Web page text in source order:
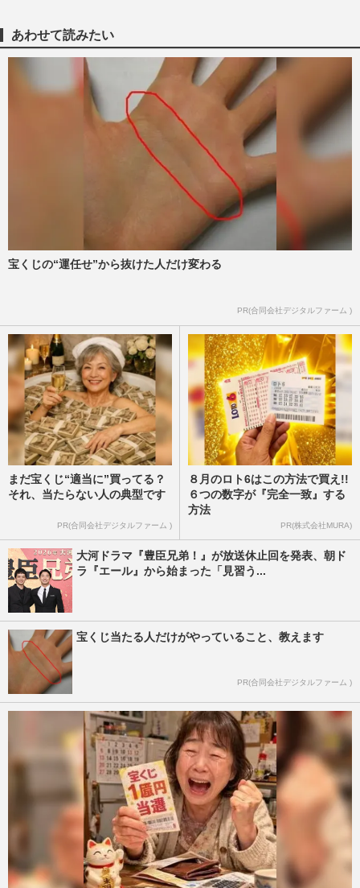
週刊女性2026年4月28日・5月5日号
《スマホひとつで125万ポイント》PayPay
オタクの主婦ブロガーが指南「ムダな買い
物に気づいた」長く続く“…
週刊女性2026年4月21日号 2026/4/18
《“散歩するだけ”で貯まるポイ活アプリ》
節約のプロは『ANAポケット』『LINEウ
ォーク』『ビットウォーク…
週刊女性2026年3月24日・31日号 2026/3/22
【東京アプリ】1.1万円ポイント付与！ IT
2026/2/15
あわせて読みたい
宝くじの“運任せ”から抜けた人だけ変わる
PR(合同会社デジタルファーム )
まだ宝くじ“適当に”買ってる？
それ、当たらない人の典型です
PR(合同会社デジタルファーム )
８月のロト6はこの方法で買え!!
６つの数字が『完全一致』する
方法
PR(株式会社MURA)
大河ドラマ『豊臣兄弟！』が放送休止回を発表、朝ド
ラ『エール』から始まった「見習う...
宝くじ当たる人だけがやっていること、教えます
PR(合同会社デジタルファーム )